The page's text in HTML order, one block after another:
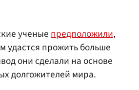
ученыепредположили,
удастся прожить больше
они сделали на основе
долгожителей мира.